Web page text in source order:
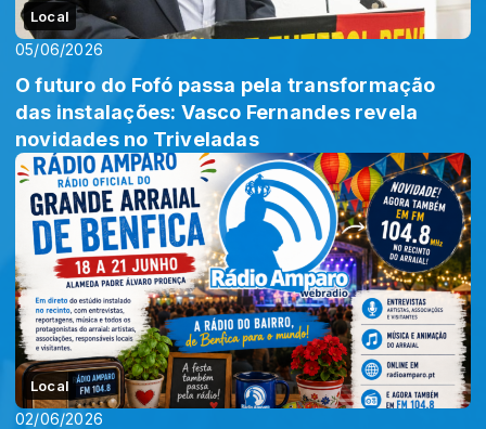
Local
05/06/2026
O futuro do Fofó passa pela transformação
das instalações: Vasco Fernandes revela
novidades no Triveladas
Local
02/06/2026